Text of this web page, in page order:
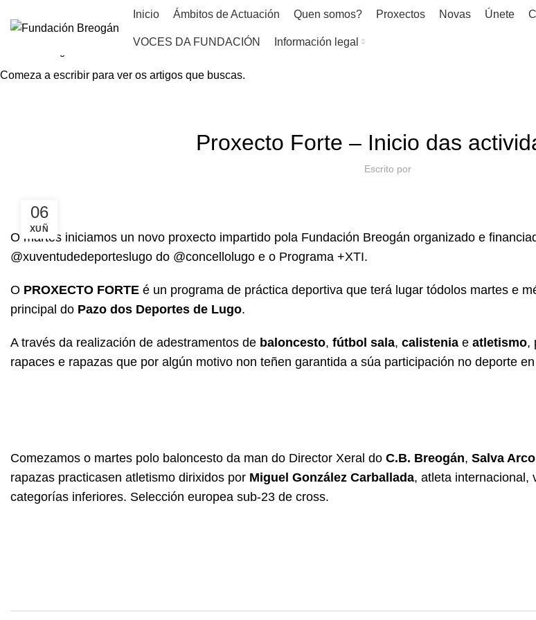
Inicio Ámbitos de Actuación Quen somos? Proxectos Novas Únete
VOCES DA FUNDACIÓN Información legal
Proxecto Forte – Inicio das
Escrito por
06
XUÑ
O martes iniciamos un novo proxecto impartido pola Fundación Breogán organizado e
@xuventudedeporteslugo do @concellolugo e o Programa +XTI.
O PROXECTO FORTE é un programa de práctica deportiva que terá lugar tódolos martes e
principal do Pazo dos Deportes de Lugo.
A través da realización de adestramentos de baloncesto, fútbol sala, calistenia e atletismo,
rapaces e rapazas que por algún motivo non teñen garantida a súa participación no deporte
Comezamos o martes polo baloncesto da man do Director Xeral do C.B. Breogán, Salva Arco
rapazas practicasen atletismo dirixidos por Miguel González Carballada, atleta internacional,
categorías inferiores. Selección europea sub-23 de cross.
Comeza a escribir para ver os artigos que buscas.